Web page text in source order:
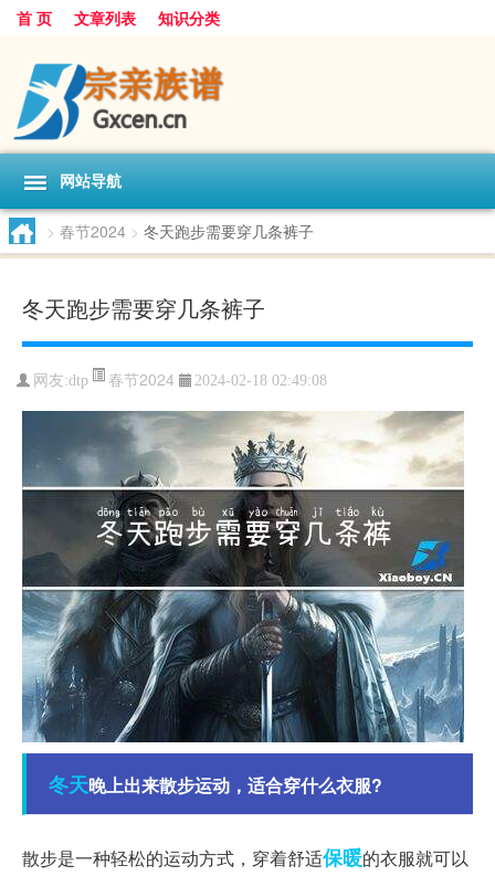
首 页 文章列表 知识分类
网站导航
> 春节2024 > 冬天跑步需要穿几条裤子
冬天跑步需要穿几条裤子
网友:dtp 春节2024 2024-02-18 02:49:08
冬天晚上出来散步运动，适合穿什么衣服?
散步是一种轻松的运动方式，穿着舒适保暖的衣服就可以